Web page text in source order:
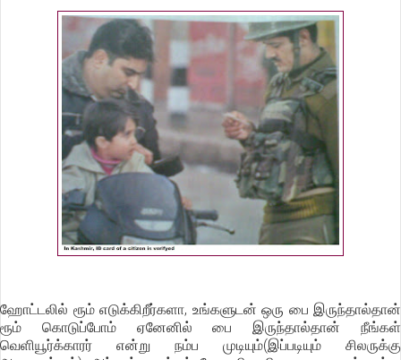
ஹோட்டலில் ரூம் எடுக்கிறீர்களா, உங்களுடன் ஒரு பை இருந்தால்தான்
ரூம் கொடுப்போம் ஏனேனில் பை இருந்தால்தான் நீங்கள்
வெளியூர்க்காரர் என்று நம்ப முடியும்(இப்படியும் சிலருக்கு